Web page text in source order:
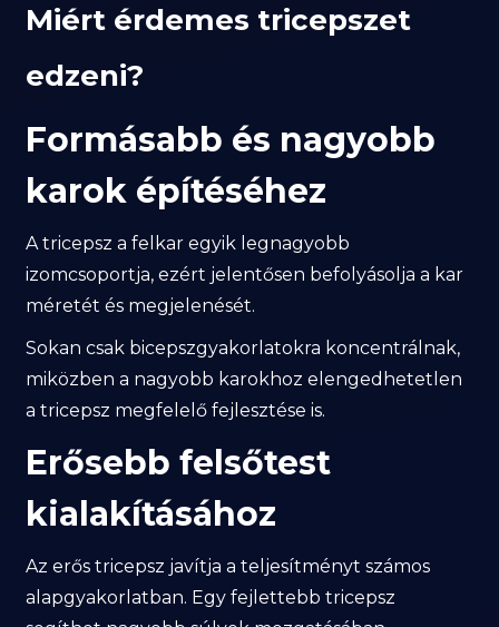
Miért érdemes tricepszet
edzeni?
Formásabb és nagyobb
karok építéséhez
A tricepsz a felkar egyik legnagyobb
izomcsoportja, ezért jelentősen befolyásolja a kar
méretét és megjelenését.
Sokan csak bicepszgyakorlatokra koncentrálnak,
miközben a nagyobb karokhoz elengedhetetlen
a tricepsz megfelelő fejlesztése is.
Erősebb felsőtest
kialakításához
Az erős tricepsz javítja a teljesítményt számos
alapgyakorlatban. Egy fejlettebb tricepsz